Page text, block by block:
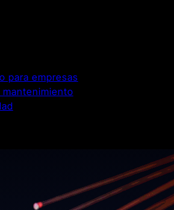
para empresas
mantenimiento